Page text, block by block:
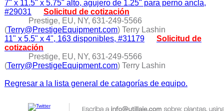
7" x 11.5" x 5.75" alto, agujero de 1.25" para perno ancla,
#29031
Solicitud de cotización
Prestige, EU, NY, 631-249-5566
(Terry@PrestigeEquipment.com) Terry Lashin
11" x 5.5" x 4", 163 disponibles, #31179
Solicitud de
cotización
Prestige, EU, NY, 631-249-5566
(Terry@PrestigeEquipment.com) Terry Lashin
Regresar a la lista general de catagorías de equipo.